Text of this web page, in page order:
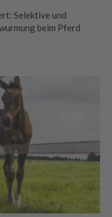
Selektive und
beim Pferd